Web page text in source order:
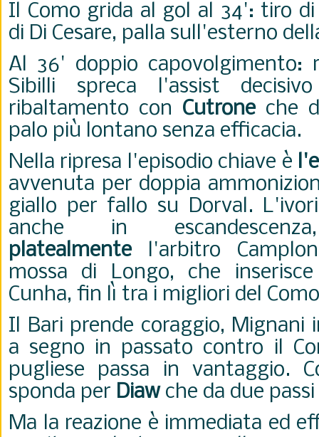
Il Como grida al gol al 34': tiro
di Di Cesare, palla sull'esterno
Al 36' doppio capovolgimento:
Sibilli spreca l'assist
ribaltamento con Cutroneche
palo più lontano senza efficacia.
Nella ripresa l'episodio chiave è
avvenuta per doppia
giallo per fallo su Dorval.
anche in
platealmentel'arbitro
mossa di Longo, che
Cunha, fin lì tra i migliori del
Il Bari prende coraggio, Mignani
a segno in passato contro il
pugliese passa in vantaggio.
sponda per Diawche da due
Ma la reazione è immediata ed